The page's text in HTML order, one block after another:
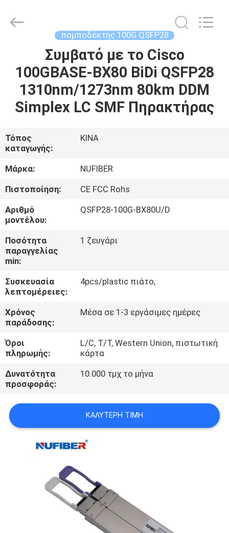
ΠΡΟΪΌΝΤΑ
ΠΕΡΊΠΟΥ
ΕΜΕΊΣ
ΓΎΡΟΣ
ΕΡΓΟΣΤΑΣΊΩΝ
ΠΟΙΟΤΙΚΌΣ
ΈΛΕΓΧΟΣ
ΕΛΆΤΕ
ΣΕ
ΕΠΑΦΉ
ΜΕ
ΕΙΔΉΣΕΙΣ
ΖΗΤΉΣΤΕ
ΈΝΑ
ΑΠΌΣΠΑΣΜΑ
SITEMAP
ΠΟΛΙΤΙΚΉ
ΑΠΟΡΡΉΤΟΥ
Rights
πομποδέκτης 100G QSFP28
Συμβατό με το Cisco
100GBASE-BX80 BiDi QSFP28
1310nm/1273nm 80km DDM
Simplex LC SMF Πηρακτήρας
Τόπος
καταγωγής:
ΚΙΝΑ
Μάρκα:
NUFIBER
Πιστοποίηση:
CE FCC Rohs
Αριθμό
μοντέλου:
QSFP28-100G-BX80U/D
Ποσότητα
παραγγελίας
min:
1 ζευγάρι
Συσκευασία
λεπτομέρειες:
4pcs/plastic πιάτο,
Χρόνος
παράδοσης:
Μέσα σε 1-3 εργάσιμες ημέρες
Όροι
πληρωμής:
L/C, T/T, Western Union, πιστωτική
κάρτα
Δυνατότητα
προσφοράς:
10.000 τμχ το μήνα
ΚΑΛΎΤΕΡΗ ΤΙΜΉ